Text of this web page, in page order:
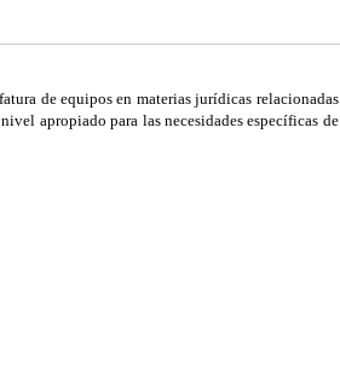
de equipos en materias jurídicas relacionadas
apropiado para las necesidades específicas de